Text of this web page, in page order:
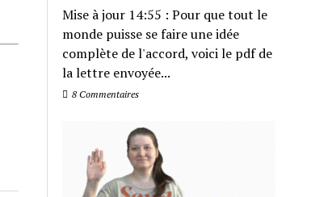
Mise à jour 14:55 : Pour que tout le
monde puisse se faire une idée
complète de l'accord, voici le pdf de
la lettre envoyée...
8 Commentaires